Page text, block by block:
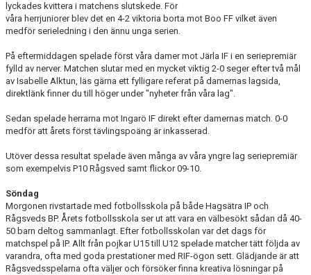
TRÄNINGSKLÄDER
FONDER
lyckades kvittera i matchens slutskede. För
våra herrjuniorer blev det en 4-2 viktoria borta mot Boo FF vilket även
medför serieledning i den ännu unga serien.
På eftermiddagen spelade först våra damer mot Järla IF i en seriepremiär
fylld av nerver. Matchen slutar med en mycket viktig 2-0 seger efter två mål
av Isabelle Alktun, läs gärna ett fylligare referat på damernas lagsida,
direktlänk finner du till höger under "nyheter från våra lag".
Sedan spelade herrarna mot Ingarö IF direkt efter damernas match. 0-0
medför att årets först tävlingspoäng är inkasserad.
Utöver dessa resultat spelade även många av våra yngre lag seriepremiär
som exempelvis P10 Rågsved samt flickor 09-10.
Söndag
Morgonen rivstartade med fotbollsskola på både Hagsätra IP och
Rågsveds BP. Årets fotbollsskola ser ut att vara en välbesökt sådan då 40-
50 barn deltog sammanlagt. Efter fotbollsskolan var det dags för
matchspel på IP. Allt från pojkar U15 till U12 spelade matcher tätt följda av
varandra, ofta med goda prestationer med RIF-ögon sett. Glädjande är att
Rågsvedsspelarna ofta väljer och försöker finna kreativa lösningar på